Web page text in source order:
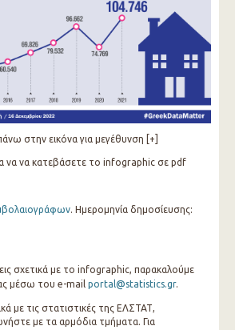
στην εικόνα για μεγέθυνση [+]
να να κατεβάσετε το infographic σε pdf
. Ημερομηνία δημοσίευσης:
σχετικά με το infographic, παρακαλούμε
μέσω του e-mail portal@statistics.gr.
με τις στατιστικές της ΕΛΣΤΑΤ,
με τα αρμόδια τμήματα. Για